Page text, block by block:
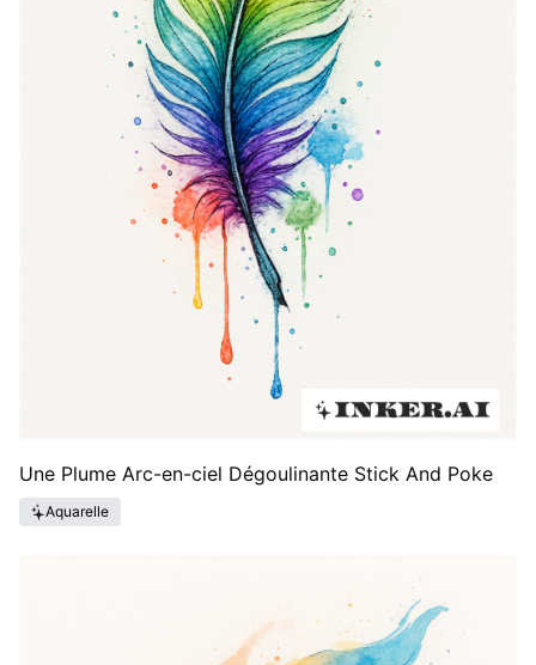
Une Plume Arc-en-ciel Dégoulinante Stick And Poke
Aquarelle